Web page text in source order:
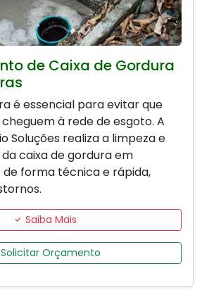
de Caixa de Gordura
é essencial para evitar que
à rede de esgoto. A
Soluções realiza a limpeza e
caixa de gordura em
de forma técnica e rápida,
Saiba Mais
Solicitar Orçamento